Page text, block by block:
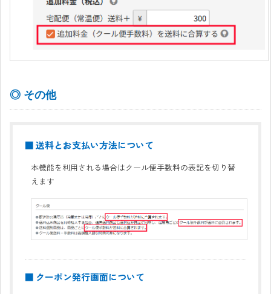
◎ その他
■ 送料とお支払い方法について
本機能を利用される場合はクール便手数料の表記を切り替
えます
■ クーポン発行画面について